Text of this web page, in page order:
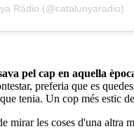
Ràdio (@catalunyaradio)
pel cap en aquella
preferia que es
tenia. Un cop més estic
mirar les coses d'una altra